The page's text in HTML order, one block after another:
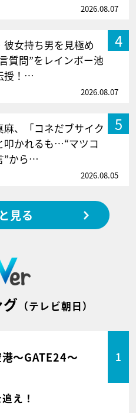
2026.08.07
4
彼女持ち男を見極め
質問”をレインボー池
授！…
2026.08.07
5
麻、「コネだブサイク
叩かれるも…“マツコ
”から…
2026.08.05
見る
（テレビ朝日）
～GATE24～ 1
え！